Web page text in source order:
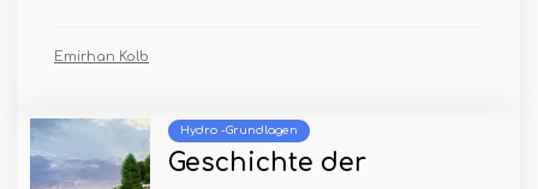
Emirhan Kolb
Hydro -Grundlagen
Geschichte der